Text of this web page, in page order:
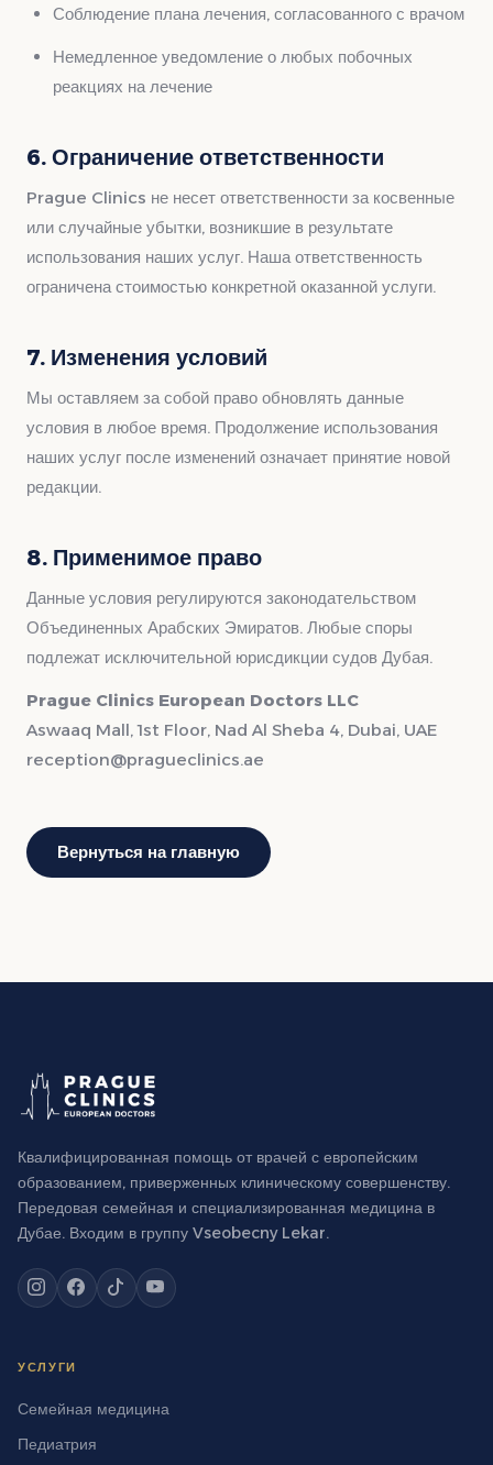
Соблюдение плана лечения, согласованного с врачом
Немедленное уведомление о любых побочных
реакциях на лечение
6. Ограничение ответственности
Prague Clinics не несет ответственности за косвенные
или случайные убытки, возникшие в результате
использования наших услуг. Наша ответственность
ограничена стоимостью конкретной оказанной услуги.
7. Изменения условий
Мы оставляем за собой право обновлять данные
условия в любое время. Продолжение использования
наших услуг после изменений означает принятие новой
редакции.
8. Применимое право
Данные условия регулируются законодательством
Объединенных Арабских Эмиратов. Любые споры
подлежат исключительной юрисдикции судов Дубая.
Prague Clinics European Doctors LLC
Aswaaq Mall, 1st Floor, Nad Al Sheba 4, Dubai, UAE
reception@pragueclinics.ae
Вернуться на главную
Квалифицированная помощь от врачей с европейским
образованием, приверженных клиническому совершенству.
Передовая семейная и специализированная медицина в
Дубае. Входим в группу Vseobecny Lekar.
УСЛУГИ
Семейная медицина
Педиатрия